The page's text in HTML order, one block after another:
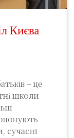
Києва
– це
школи
сучасні